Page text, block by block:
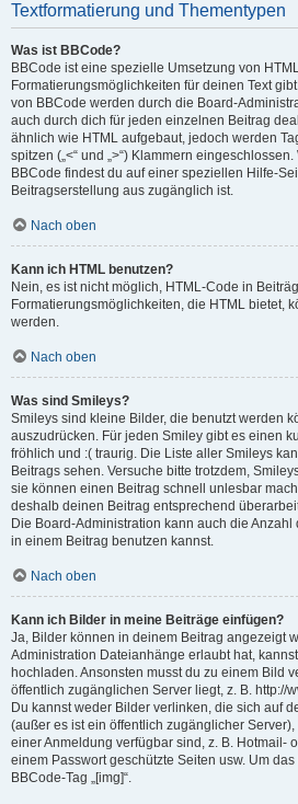
Textformatierung und Thementypen
Was ist BBCode?
BBCode ist eine spezielle Umsetzung von
Formatierungsmöglichkeiten für deinen Text
von BBCode werden durch die Board-
auch durch dich für jeden einzelnen Beitrag
ähnlich wie HTML aufgebaut, jedoch werden
spitzen („<“ und „>“) Klammern
BBCode findest du auf einer speziellen Hilfe-
Beitragserstellung aus zugänglich ist.
Nach oben
Kann ich HTML benutzen?
Nein, es ist nicht möglich, HTML-Code in
Formatierungsmöglichkeiten, die HTML bietet,
werden.
Nach oben
Was sind Smileys?
Smileys sind kleine Bilder, die benutzt werden
auszudrücken. Für jeden Smiley gibt es einen
fröhlich und :( traurig. Die Liste aller Smileys
Beitrags sehen. Versuche bitte trotzdem,
sie können einen Beitrag schnell unlesbar
deshalb deinen Beitrag entsprechend
Die Board-Administration kann auch die
in einem Beitrag benutzen kannst.
Nach oben
Kann ich Bilder in meine Beiträge einfügen?
Ja, Bilder können in deinem Beitrag angezeigt
Administration Dateianhänge erlaubt hat,
hochladen. Ansonsten musst du zu einem Bild
öffentlich zugänglichen Server liegt, z. B. http://
Du kannst weder Bilder verlinken, die sich auf
(außer es ist ein öffentlich zugänglicher
einer Anmeldung verfügbar sind, z. B. Hotmail-
einem Passwort geschützte Seiten usw. Um
BBCode-Tag „[img]“.